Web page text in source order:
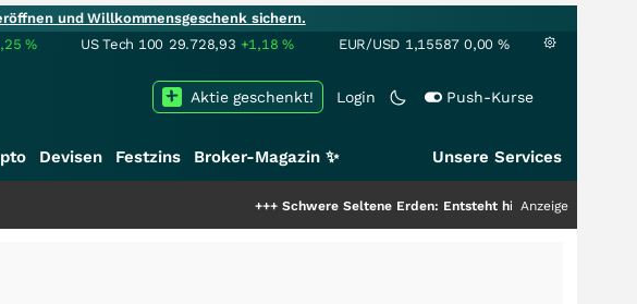
und Willkommensgeschenk sichern.
% US Tech 100 29.728,93 +1,18% EUR/USD 1,15587 0,00 %
Login Push-Kurse
Aktie geschenkt!
Devisen Festzins Broker-Magazin ✨ Unsere Services
Schwere Seltene Erden: Entsteht hier die nächste
Anzeige